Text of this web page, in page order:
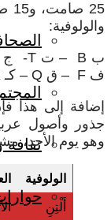
والولوفية:
ف F – ق Q – كـ K – ل L – م M- ن N – ه H- و W – ي y.
جذور وأصول
وهو يوم الأحد،
الولوفية
أَلْتِنِ